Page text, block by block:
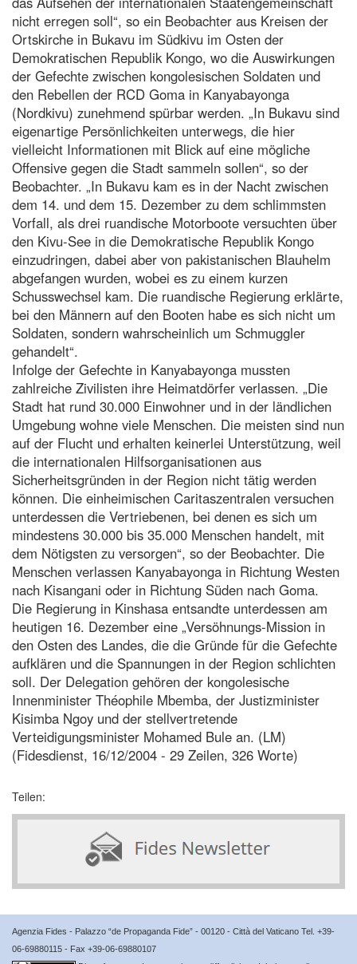
nicht erregen soll“, so ein Beobachter aus Kreisen der
Ortskirche in Bukavu im Südkivu im Osten der
Demokratischen Republik Kongo, wo die Auswirkungen
der Gefechte zwischen kongolesischen Soldaten und
den Rebellen der RCD Goma in Kanyabayonga
(Nordkivu) zunehmend spürbar werden. „In Bukavu sind
eigenartige Persönlichkeiten unterwegs, die hier
vielleicht Informationen mit Blick auf eine mögliche
Offensive gegen die Stadt sammeln sollen“, so der
Beobachter. „In Bukavu kam es in der Nacht zwischen
dem 14. und dem 15. Dezember zu dem schlimmsten
Vorfall, als drei ruandische Motorboote versuchten über
den Kivu-See in die Demokratische Republik Kongo
einzudringen, dabei aber von pakistanischen Blauhelm
abgefangen wurden, wobei es zu einem kurzen
Schusswechsel kam. Die ruandische Regierung erklärte,
bei den Männern auf den Booten habe es sich nicht um
Soldaten, sondern wahrscheinlich um Schmuggler
gehandelt“.
Infolge der Gefechte in Kanyabayonga mussten
zahlreiche Zivilisten ihre Heimatdörfer verlassen. „Die
Stadt hat rund 30.000 Einwohner und in der ländlichen
Umgebung wohne viele Menschen. Die meisten sind nun
auf der Flucht und erhalten keinerlei Unterstützung, weil
die internationalen Hilfsorganisationen aus
Sicherheitsgründen in der Region nicht tätig werden
können. Die einheimischen Caritaszentralen versuchen
unterdessen die Vertriebenen, bei denen es sich um
mindestens 30.000 bis 35.000 Menschen handelt, mit
dem Nötigsten zu versorgen“, so der Beobachter. Die
Menschen verlassen Kanyabayonga in Richtung Westen
nach Kisangani oder in Richtung Süden nach Goma.
Die Regierung in Kinshasa entsandte unterdessen am
heutigen 16. Dezember eine „Versöhnungs-Mission in
den Osten des Landes, die die Gründe für die Gefechte
aufklären und die Spannungen in der Region schlichten
soll. Der Delegation gehören der kongolesische
Innenminister Théophile Mbemba, der Justizminister
Kisimba Ngoy und der stellvertretende
Verteidigungsminister Mohamed Bule an. (LM)
(Fidesdienst, 16/12/2004 - 29 Zeilen, 326 Worte)
Teilen:
Agenzia Fides - Palazzo “de Propaganda Fide” - 00120 - Città del Vaticano Tel. +39-
06-69880115 - Fax +39-06-69880107